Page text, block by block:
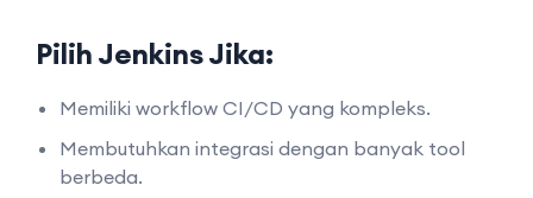
Pilih Jenkins Jika:
Memiliki workflow CI/CD yang kompleks.
Membutuhkan integrasi dengan banyak tool
berbeda.